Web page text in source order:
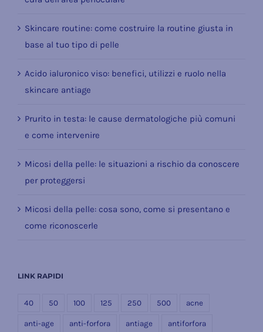
Skincare routine: come costruire la routine giusta in
base al tuo tipo di pelle
Acido ialuronico viso: benefici, utilizzi e ruolo nella
skincare antiage
Prurito in testa: le cause dermatologiche più comuni
e come intervenire
Micosi della pelle: le situazioni a rischio da conoscere
per proteggersi
Micosi della pelle: cosa sono, come si presentano e
come riconoscerle
LINK RAPIDI
40 50 100 125 250 500 acne
anti-age anti-forfora antiage antiforfora